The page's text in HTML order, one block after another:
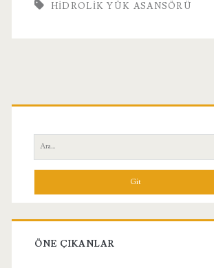
HIDROLIK YÜK ASANSÖRÜ
Birincil
Yan
Menü
Ara:
ÖNE ÇIKANLAR